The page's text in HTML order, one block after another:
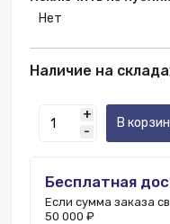
Нет
Наличие на
+
-
В
Бесплатная
Если сумма заказа
50 000 ₽